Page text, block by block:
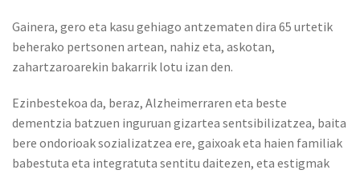
Gainera, gero eta kasu gehiago antzematen dira 65 urtetik
beherako pertsonen artean, nahiz eta, askotan,
zahartzaroarekin bakarrik lotu izan den.
Ezinbestekoa da, beraz, Alzheimerraren eta beste
dementzia batzuen inguruan gizartea sentsibilizatzea, baita
bere ondorioak sozializatzea ere, gaixoak eta haien familiak
babestuta eta integratuta sentitu daitezen, eta estigmak